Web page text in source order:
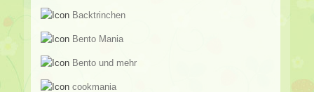
Backtrinchen
Bento Mania
Bento und mehr
cookmania